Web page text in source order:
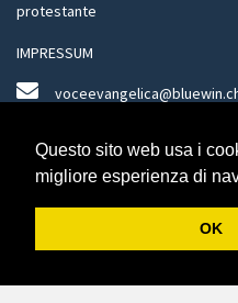
Questo sito web usa i
migliore esperienza di
OK
protestante
IMPRESSUM
Twitter
Design by Pri.Ma SA + Development by